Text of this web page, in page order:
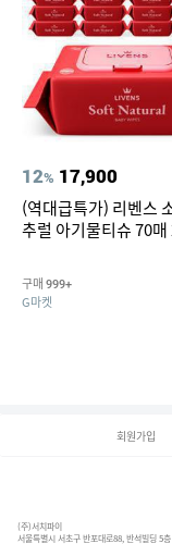
12% 17,900
(역대급특가) 리벤스
추럴 아기물티슈 70
구매 999+
G마켓
회원가입
(주)서치파이
서울특별시 서초구 반포대로88, 반석빌딩 5